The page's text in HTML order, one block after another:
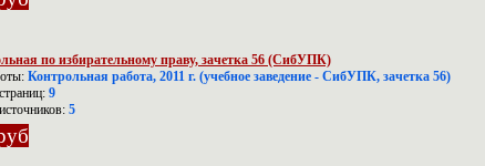
по избирательному праву, зачетка 56 (СибУПК)
Контрольная работа, 2011 г. (учебное заведение - СибУПК, зачетка 56)
9
5